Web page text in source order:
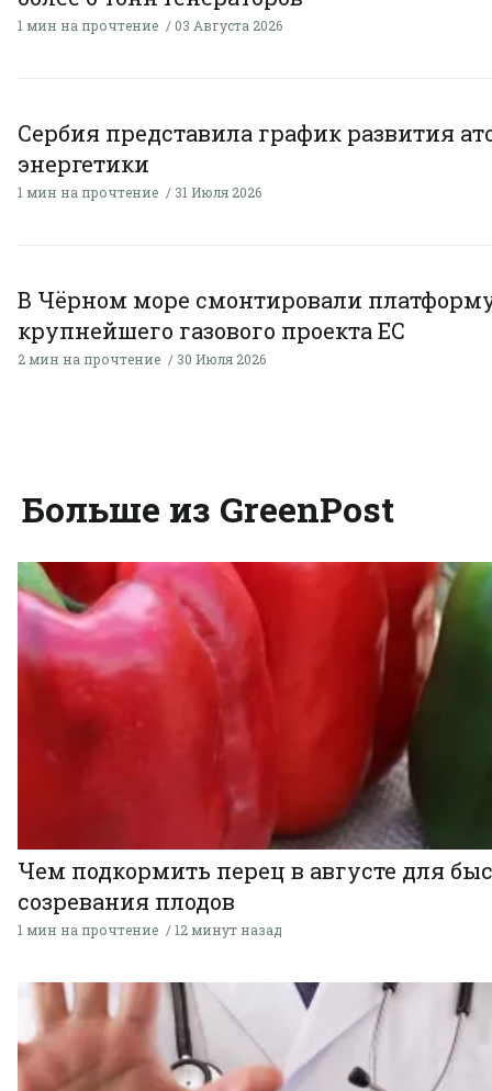
1 мин на прочтение 03 Августа 2026
Сербия представила график развития
энергетики
1 мин на прочтение 31 Июля 2026
В Чёрном море смонтировали
крупнейшего газового проекта ЕС
2 мин на прочтение 30 Июля 2026
Больше из GreenPost
Чем подкормить перец в августе для
созревания плодов
1 мин на прочтение 12 минут назад